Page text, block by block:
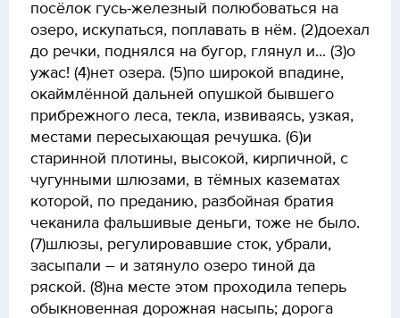
посёлок гусь-железный полюбоваться на
озеро, искупаться, поплавать в нём. (2)доехал
до речки, поднялся на бугор, глянул и... (3)о
ужас! (4)нет озера. (5)по широкой впадине,
окаймлённой дальней опушкой бывшего
прибрежного леса, текла, извиваясь, узкая,
местами пересыхающая речушка. (6)и
старинной плотины, высокой, кирпичной, с
чугунными шлюзами, в тёмных казематах
которой, по преданию, разбойная братия
чеканила фальшивые деньги, тоже не было.
(7)шлюзы, регулировавшие сток, убрали,
засыпали – и затянуло озеро тиной да
ряской. (8)на месте этом проходила теперь
обыкновенная дорожная насыпь; дорога